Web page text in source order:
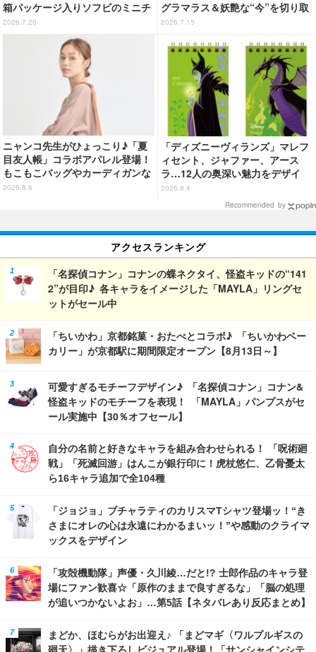
箱パッケージ入りソフビのミニチ
ュアが登場
2026.7.26
グラマラス＆妖艶な“今”を切り取
り！3冊目写真集が発売中
2026.7.15
ニャンコ先生がひょっこり♪「夏
目友人帳」コラボアパレル登場！
もこもこバッグやカーディガンな
ど全8型
2026.8.6
「ディズニーヴィランズ」マレフ
ィセント、ジャファー、アース
ラ…12人の奥深い魅力をデザイ
ン！2027年版ポケットカレンダー
2026.8.4
Recommended by
アクセスランキング
「名探偵コナン」コナンの蝶ネクタイ、怪盗キッドの“141
2”が目印♪ 各キャラをイメージした「MAYLA」リングセ
ットがセール中
「ちいかわ」京都銘菓・おたべとコラボ♪ 「ちいかわベー
カリー」が京都駅に期間限定オープン【8月13日～】
可愛すぎるモチーフデザイン♪ 「名探偵コナン」コナン&
怪盗キッドのモチーフを表現！ 「MAYLA」パンプスがセ
ール実施中【30％オフセール】
自分の名前と好きなキャラを組み合わせられる！ 「呪術廻
戦」「死滅回游」はんこが銀行印に！虎杖悠仁、乙骨憂太
ら16キャラ追加で全104種
「ジョジョ」ブチャラティのカリスマTシャツ登場ッ！“き
さまにオレの心は永遠にわかるまいッ！”や感動のクライマ
ックスをデザイン
「攻殻機動隊」声優・久川綾…だと!? 士郎作品のキャラ登
場にファン歓喜☆「原作のままで良すぎるな」「脳の処理
が追いつかないよお」…第5話【ネタバレあり反応まとめ】
まどか、ほむらがお出迎え♪ 「まどマギ〈ワルプルギスの
廻天〉」描き下ろしビジュアル登場！「サンシャインシテ